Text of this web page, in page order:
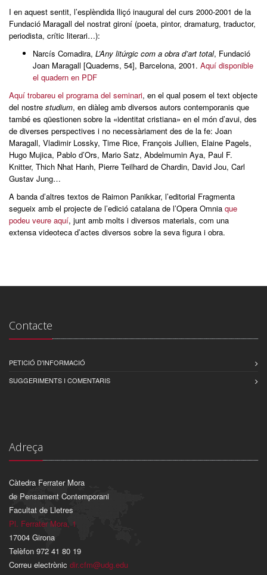
I en aquest sentit, l’esplèndida lliçó inaugural del curs 2000-2001 de la
Fundació Maragall del nostrat gironí (poeta, pintor, dramaturg, traductor,
periodista, crític literari…):
Narcís Comadira, L’Any litúrgic com a obra d’art total, Fundació
Joan Maragall [Quaderns, 54], Barcelona, 2001. Aquí disponible
el quadern en PDF
Aquí trobareu el programa del seminari, en el qual posem el text objecte
del nostre studium, en diàleg amb diversos autors contemporanis que
també es qüestionen sobre la «identitat cristiana» en el món d’avui, des
de diverses perspectives i no necessàriament des de la fe: Joan
Maragall, Vladimir Lossky, Time Rice, François Jullien, Elaine Pagels,
Hugo Mujica, Pablo d’Ors, Mario Satz, Abdelmumin Aya, Paul F.
Knitter, Thich Nhat Hanh, Pierre Teilhard de Chardin, David Jou, Carl
Gustav Jung…
A banda d’altres textos de Raimon Panikkar, l’editorial Fragmenta
segueix amb el projecte de l’edició catalana de l’Opera Omnia que
podeu veure aquí, junt amb molts i diversos materials, com una
extensa videoteca d’actes diversos sobre la seva figura i obra.
Contacte
PETICIÓ D'INFORMACIÓ
SUGGERIMENTS I COMENTARIS
Adreça
Càtedra Ferrater Mora
de Pensament Contemporani
Facultat de Lletres
Pl. Ferrater Mora, 1
17004 Girona
Telèfon 972 41 80 19
Correu electrònic dir.cfm@udg.edu